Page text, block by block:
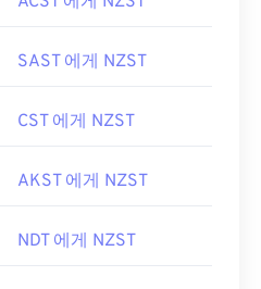
SAST 에게 NZST
CST 에게 NZST
AKST 에게 NZST
NDT 에게 NZST